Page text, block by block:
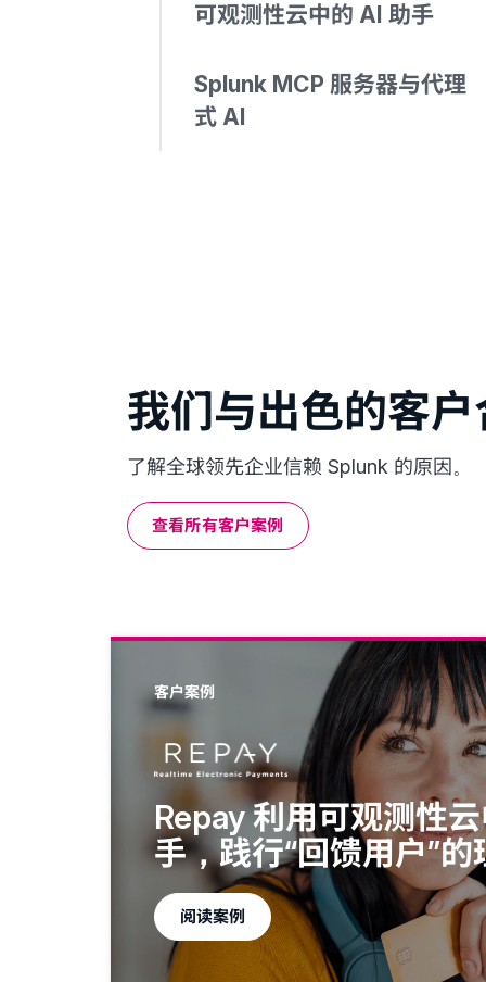
可观测性云中的 AI 助手
Splunk MCP 服务器与代理
式 AI
我们与出色的客
了解全球领先企业信赖 Splunk 的原因。
查看所有客户案例
客户案例
Repay 利用可观测性
手，践行“回馈用户”的
阅读案例